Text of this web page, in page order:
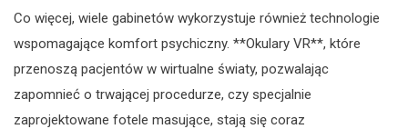
Co więcej, wiele gabinetów wykorzystuje również technologie
wspomagające komfort psychiczny. **Okulary VR**, które
przenoszą pacjentów w wirtualne światy, pozwalając
zapomnieć o trwającej procedurze, czy specjalnie
zaprojektowane fotele masujące, stają się coraz